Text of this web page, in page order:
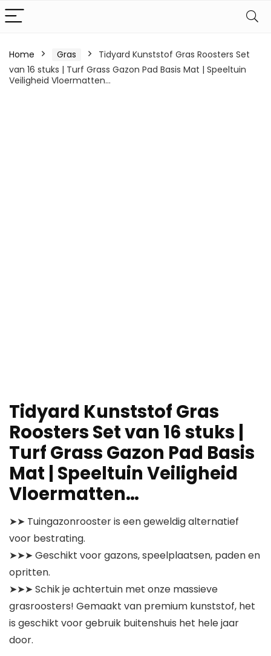
Home Gras
Tidyard Kunststof Gras Roosters Set
van 16 stuks | Turf Grass Gazon Pad Basis Mat | Speeltuin
Veiligheid Vloermatten…
Tidyard Kunststof Gras
Roosters Set van 16 stuks |
Turf Grass Gazon Pad Basis
Mat | Speeltuin Veiligheid
Vloermatten…
➤➤ Tuingazonrooster is een geweldig alternatief
voor bestrating.
➤➤➤ Geschikt voor gazons, speelplaatsen, paden en
opritten.
➤➤➤ Schik je achtertuin met onze massieve
grasroosters! Gemaakt van premium kunststof, het
is geschikt voor gebruik buitenshuis het hele jaar
door.